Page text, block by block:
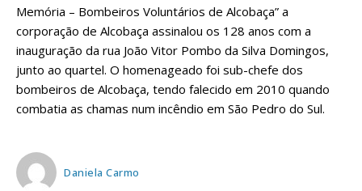
Memória – Bombeiros Voluntários de Alcobaça” a
corporação de Alcobaça assinalou os 128 anos com a
inauguração da rua João Vitor Pombo da Silva Domingos,
junto ao quartel. O homenageado foi sub-chefe dos
bombeiros de Alcobaça, tendo falecido em 2010 quando
combatia as chamas num incêndio em São Pedro do Sul.
Daniela Carmo